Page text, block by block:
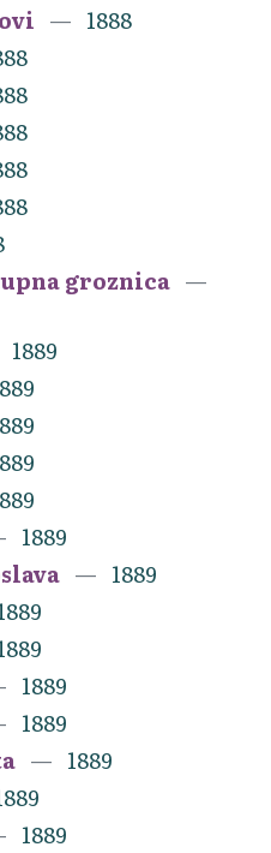
1888
groznica
1889
1889
1889
1889
1889
1889
1889